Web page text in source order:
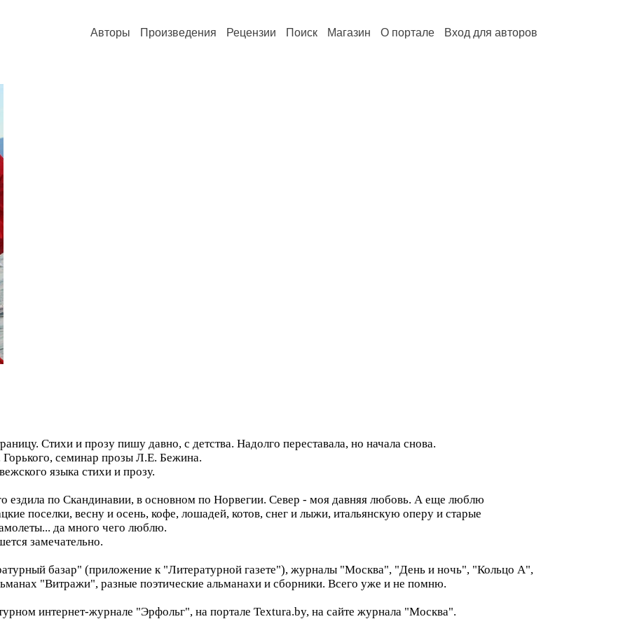
Авторы Произведения Рецензии Поиск Магазин О портале Вход для авторов
Стихи и прозу пишу давно, с детства. Надолго переставала, но начала снова.
семинар прозы Л.Е. Бежина.
языка стихи и прозу.
ездила по Скандинавии, в основном по Норвегии. Север - моя давняя любовь. А еще люблю
поселки, весну и осень, кофе, лошадей, котов, снег и лыжи, итальянскую оперу и старые
да много чего люблю.
замечательно.
базар" (приложение к "Литературной газете"), журналы "Москва", "День и ночь", "Кольцо А",
"Витражи", разные поэтические альманахи и сборники. Всего уже и не помню.
интернет-журнале "Эрфольг", на портале Textura.by, на сайте журнала "Москва".